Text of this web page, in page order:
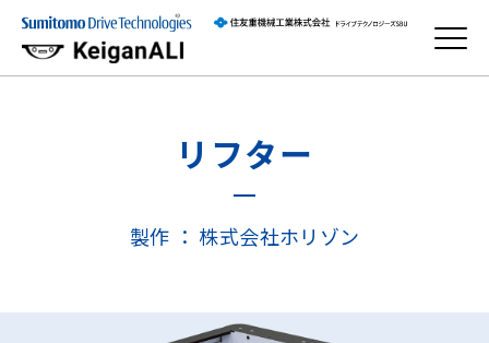
リフター
製作 ： 株式会社ホリゾン